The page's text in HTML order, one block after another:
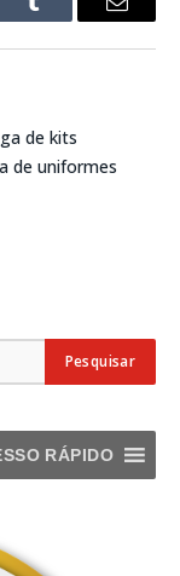
Tumblr
E-
de kits
de uniformes
RÁPIDO